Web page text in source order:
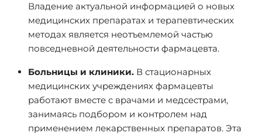
Владение актуальной информацией о новых
медицинских препаратах и терапевтических
методах является неотъемлемой частью
повседневной деятельности фармацевта.
Больницы и клиники. В стационарных
медицинских учреждениях фармацевты
работают вместе с врачами и медсестрами,
занимаясь подбором и контролем над
применением лекарственных препаратов. Эта